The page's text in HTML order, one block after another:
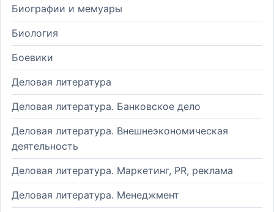
Биографии и мемуары
Биология
Боевики
Деловая литература
Деловая литература. Банковское дело
Деловая литература. Внешнеэкономическая
деятельность
Деловая литература. Маркетинг, PR, реклама
Деловая литература. Менеджмент